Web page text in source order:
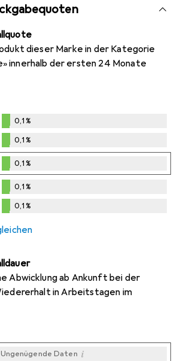
dieser Marke in der Kategorie
innerhalb der ersten 24 Monate
%
0,1%
0,1%
0,1%
%
0,1%
0,1%
Abwicklung ab Ankunft bei der
in Arbeitstagen im
Ungenügende Daten i